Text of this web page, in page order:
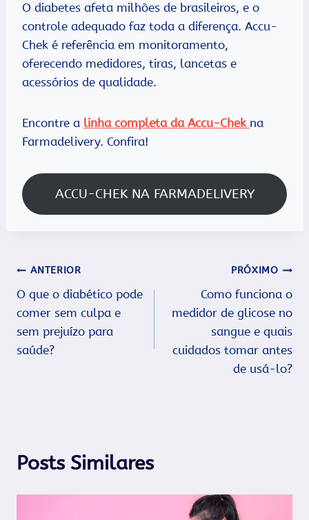
O diabetes afeta milhões de brasileiros, e o
controle adequado faz toda a diferença. Accu-
Chek é referência em monitoramento,
oferecendo medidores, tiras, lancetas e
acessórios de qualidade.
Encontre a linha completa da Accu-Chek na
Farmadelivery. Confira!
ACCU-CHEK NA FARMADELIVERY
Navegação
de
Post
ANTERIOR
O que o diabético pode
comer sem culpa e
sem prejuízo para
saúde?
PRÓXIMO
Como funciona o
medidor de glicose no
sangue e quais
cuidados tomar antes
de usá-lo?
Posts Similares